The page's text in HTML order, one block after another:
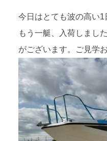
会社概要
今日はとても波の高い
もう一艇、入荷しまし
がございます。ご見学